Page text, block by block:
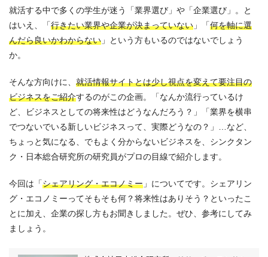
就活する中で多くの学生が迷う「業界選び」や「企業選び」。と
はいえ、「行きたい業界や企業が決まっていない 」「何を軸に選
んだら良いかわからない 」という方もいるのではないでしょう
か。
そんな方向けに、 就活情報サイトとは少し視点を変えて要注目の
ビジネスをご紹介するのがこの企画。「なんか流行っているけ
ど、ビジネスとしての将来性はどうなんだろう？」「業界を横串
でつないでいる新しいビジネスって、実際どうなの？」…など、
ちょっと気になる、でもよく分からないビジネスを、シンクタン
ク・日本総合研究所の研究員がプロの目線で紹介します。
今回は「シェアリング・エコノミー 」についてです。シェアリン
グ・エコノミーってそもそも何？将来性はありそう？といったこ
とに加え、企業の探し方もお聞きしました。ぜひ、参考にしてみ
ましょう。
仕事とは？
就活コラム